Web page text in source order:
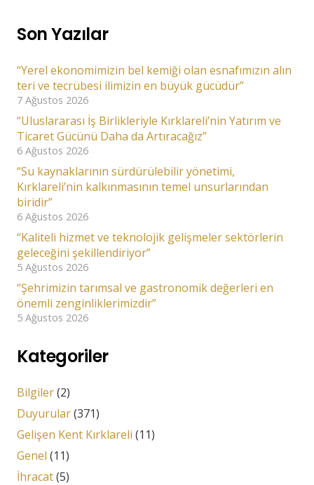
Son Yazılar
“Yerel ekonomimizin bel kemiği olan esnafımızın alın
teri ve tecrübesi ilimizin en büyük gücüdür”
7 Ağustos 2026
“Uluslararası İş Birlikleriyle Kırklareli’nin Yatırım ve
Ticaret Gücünü Daha da Artıracağız”
6 Ağustos 2026
“Su kaynaklarının sürdürülebilir yönetimi,
Kırklareli’nin kalkınmasının temel unsurlarından
biridir”
6 Ağustos 2026
“Kaliteli hizmet ve teknolojik gelişmeler sektörlerin
geleceğini şekillendiriyor”
5 Ağustos 2026
“Şehrimizin tarımsal ve gastronomik değerleri en
önemli zenginliklerimizdir”
5 Ağustos 2026
Kategoriler
Bilgiler(2)
Duyurular(371)
Gelişen Kent Kırklareli (11)
Genel (11)
İhracat(5)